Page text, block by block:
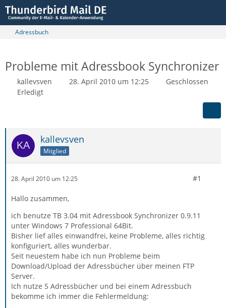
Adressbuch
Probleme mit Adressbook Synchronizer
kallevsven 28. April 2010 um 12:25
Geschlossen
Erledigt
kallevsven
Mitglied
28. April 2010 um 12:25 #1
Hallo zusammen,
ich benutze TB 3.04 mit Adressbook Synchronizer 0.9.11
unter Windows 7 Professional 64Bit.
Bisher lief alles einwandfrei, keine Probleme, alles richtig
konfiguriert, alles wunderbar.
Seit neuestem habe ich nun Probleme beim
Download/Upload der Adressbücher über meinen FTP
Server.
Ich nutze 5 Adressbücher und bei einem Adressbuch
bekomme ich immer die Fehlermeldung: